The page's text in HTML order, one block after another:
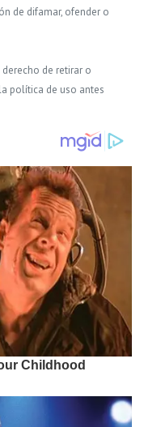
de difamar, ofender o
de retirar o
política de uso antes